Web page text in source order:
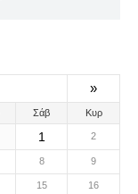
»
Σάβ Κυρ
1 2
8 9
15 16